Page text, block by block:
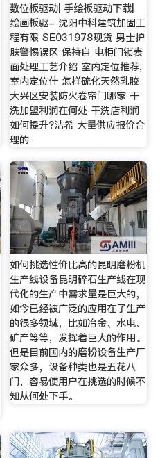
数位板驱动| 手绘板驱动下载|
绘画板驱- 沈阳中科建筑加固工
程有限 SE031978现货 男士护
肤警惕误区 保持自 电柜门锁表
面处理工艺介绍 室内定位推荐,
室内定位什 怎样硫化天然乳胶
大兴区安装防火卷帘门哪家 干
洗加盟利润在何处 干洗店利润
如何提升?洁希 大量供应报价合
理的
如何挑选性价比高的昆明磨粉机
生产线设备昆明碎石生产线在现
代化的生产中需求量是巨大的，
如今已经被广泛的应用在了生产
的很多领域，比如冶金、水电、
矿产等等，发挥着巨大的作用。
但是目前国内的磨粉设备生产厂
家众多，设备种类也是五花八
门，容易使用户在挑选的时候不
知从何处下手。